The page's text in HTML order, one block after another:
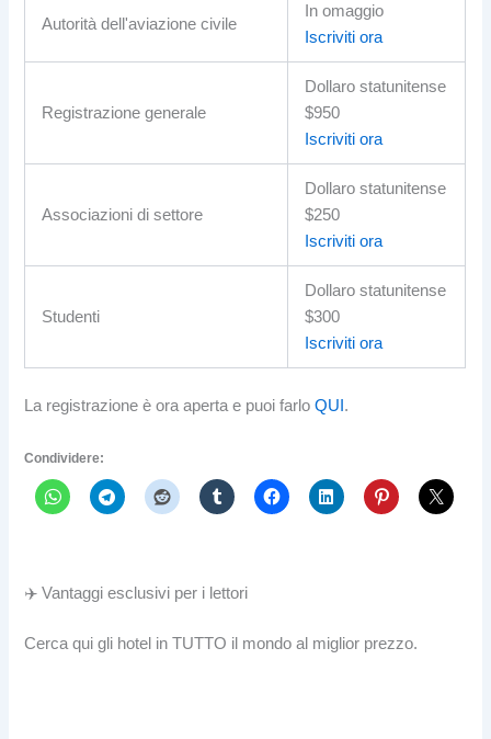
Autorità dell'aviazione civile
In omaggio
Iscriviti ora
Registrazione generale
Dollaro statunitense
$950
Iscriviti ora
Associazioni di settore
Dollaro statunitense
$250
Iscriviti ora
Studenti
Dollaro statunitense
$300
Iscriviti ora
La registrazione è ora aperta e puoi farloQUI .
Condividere:
✈️ Vantaggi esclusivi per i lettori
Cerca qui gli hotel in TUTTO il mondo al miglior prezzo.